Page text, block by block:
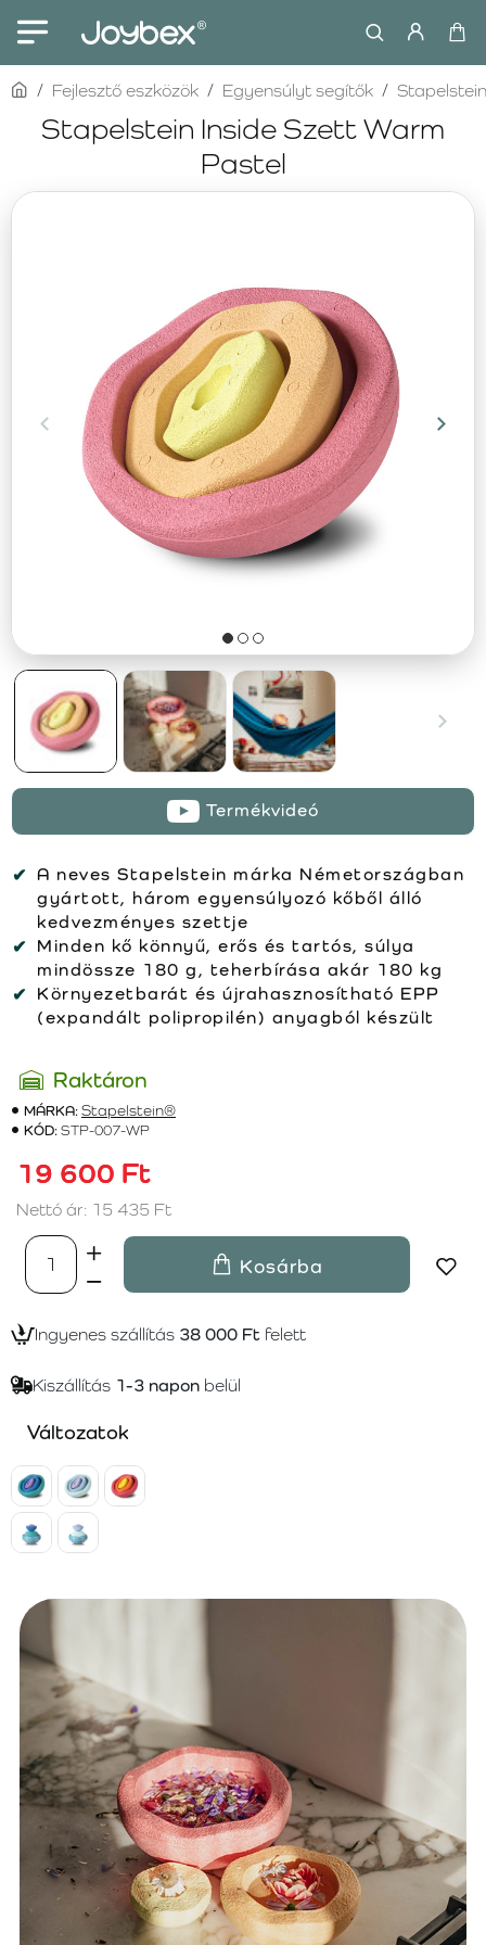
Stapelstein Inside Szett Warm
Pastel
homeFejlesztő eszközök Egyensúlyt segítők Stapelstein
Termékvideó
A neves Stapelstein márka Németországban
gyártott, három egyensúlyozó kőből álló
kedvezményes szettje
Minden kő könnyű, erős és tartós, súlya
mindössze 180 g, teherbírása akár 180 kg
Környezetbarát és újrahasznosítható EPP
(expandált polipropilén) anyagból készült
Raktáron
MÁRKA:Stapelstein®
KÓD:STP-007-WP
19 600 Ft
Nettó ár: 15 435 Ft
Kosárba
Ingyenes szállítás 38 000 Ft felett
Kiszállítás 1-3 napon belül
Változatok